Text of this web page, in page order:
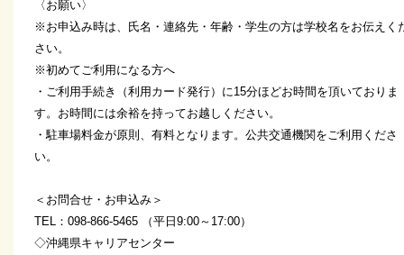
〈お願い〉
※お申込み時は、氏名・連絡先・年齢・学生の方は学校名をお伝えく
さい。
※初めてご利用になる方へ
・ご利用手続き（利用カード発行）に15分ほどお時間を頂いておりま
す。お時間には余裕を持ってお越しください。
・駐車場料金が原則、有料となります。公共交通機関をご利用くださ
い。
＜お問合せ・お申込み＞
TEL：098-866-5465 （平日9:00～17:00）
◇沖縄県キャリアセンター